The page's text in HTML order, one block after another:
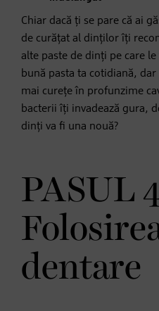
Chiar dacă ți se pare că ai
de curățat al dinților îți
alte paste de dinți pe care
bună pasta ta cotidiană,
mai curețe în profunzime
bacterii îți invadează gura,
dinți va fi una nouă?
PASUL
dentare